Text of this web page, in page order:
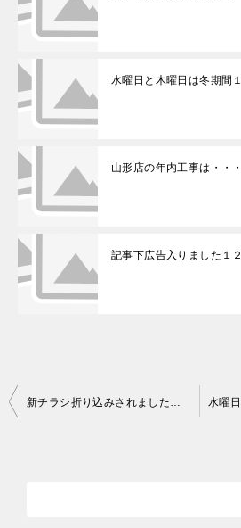
水曜日と木曜日は冬期間
山形店の年内工事は・・・
記事下広告入りました１
新チラシ折り込みされました！！